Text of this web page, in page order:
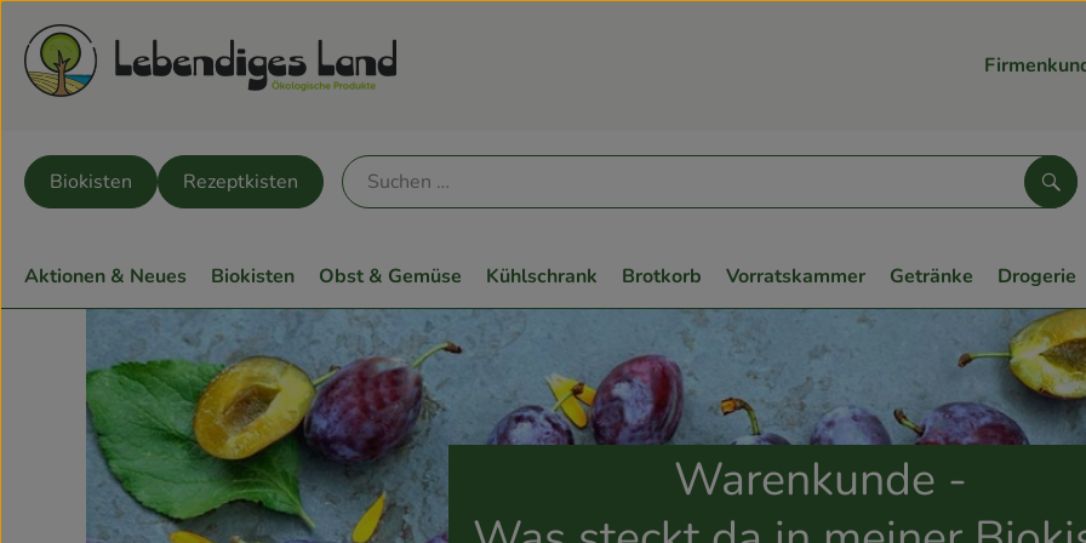
Biokisten Rezeptkisten
Aktionen & Neues Biokisten Obst & Gemüse Kühlschrank Brotkorb Vorratskammer Getränke Drogerie
Warenkunde -